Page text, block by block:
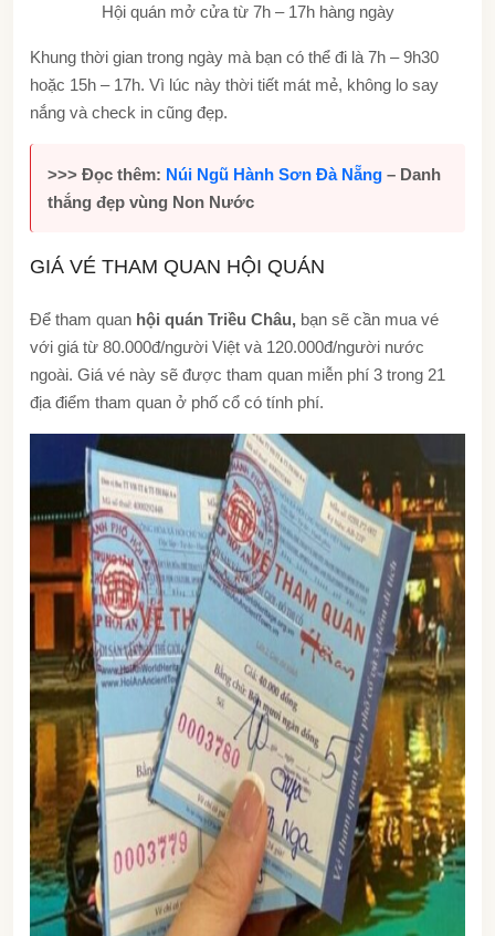
Hội quán mở cửa từ 7h – 17h hàng ngày
Khung thời gian trong ngày mà bạn có thể đi là 7h – 9h30
hoặc 15h – 17h. Vì lúc này thời tiết mát mẻ, không lo say
nắng và check in cũng đẹp.
>>> Đọc thêm: Núi Ngũ Hành Sơn Đà Nẵng – Danh
thắng đẹp vùng Non Nước
GIÁ VÉ THAM QUAN HỘI QUÁN
Để tham quan hội quán Triều Châu, bạn sẽ cần mua vé
với giá từ 80.000đ/người Việt và 120.000đ/người nước
ngoài. Giá vé này sẽ được tham quan miễn phí 3 trong 21
địa điểm tham quan ở phố cổ có tính phí.